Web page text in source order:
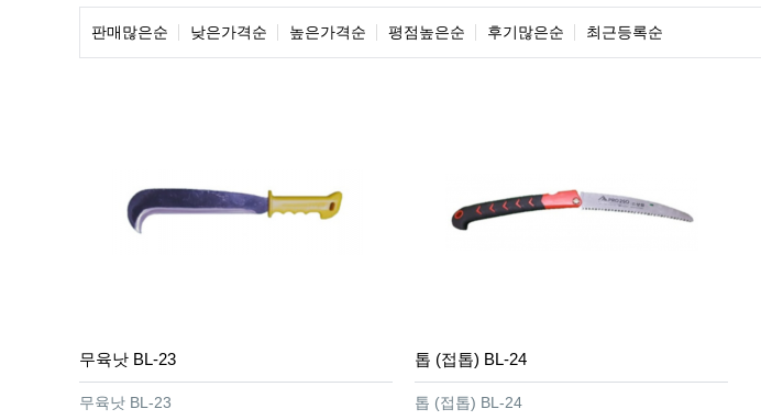
판매많은순 낮은가격순 높은가격순 평점높은순 후기많은순 최근등록순
무육낫 BL-23
무육낫 BL-23
톱 (접톱) BL-24
톱 (접톱) BL-24